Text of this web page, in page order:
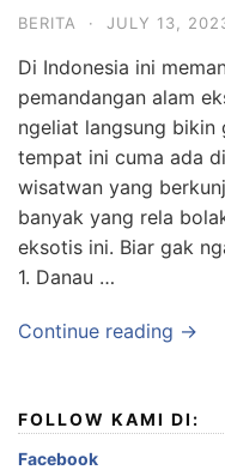
BERITA · JULY 13,
Di Indonesia ini
pemandangan alam
ngeliat langsung bikin
tempat ini cuma ada
wisatwan yang
banyak yang rela
eksotis ini. Biar gak
1. Danau …
Continue reading →
FOLLOW KAMI DI:
Facebook